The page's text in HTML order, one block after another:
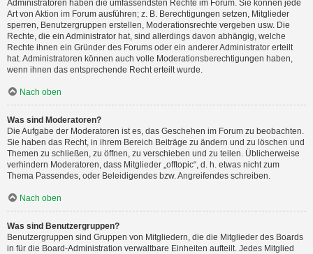
Administratoren haben die umfassendsten Rechte im Forum. Sie können jede
Art von Aktion im Forum ausführen; z. B. Berechtigungen setzen, Mitglieder
sperren, Benutzergruppen erstellen, Moderationsrechte vergeben usw. Die
Rechte, die ein Administrator hat, sind allerdings davon abhängig, welche
Rechte ihnen ein Gründer des Forums oder ein anderer Administrator erteilt
hat. Administratoren können auch volle Moderationsberechtigungen haben,
wenn ihnen das entsprechende Recht erteilt wurde.
Nach oben
Was sind Moderatoren?
Die Aufgabe der Moderatoren ist es, das Geschehen im Forum zu beobachten.
Sie haben das Recht, in ihrem Bereich Beiträge zu ändern und zu löschen und
Themen zu schließen, zu öffnen, zu verschieben und zu teilen. Üblicherweise
verhindern Moderatoren, dass Mitglieder „offtopic“, d. h. etwas nicht zum
Thema Passendes, oder Beleidigendes bzw. Angreifendes schreiben.
Nach oben
Was sind Benutzergruppen?
Benutzergruppen sind Gruppen von Mitgliedern, die die Mitglieder des Boards
in für die Board-Administration verwaltbare Einheiten aufteilt. Jedes Mitglied